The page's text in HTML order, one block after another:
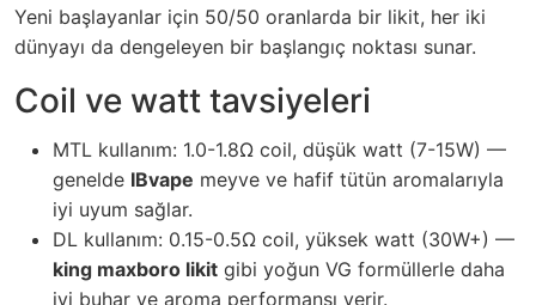
Yeni başlayanlar için 50/50 oranlarda bir likit, her iki
dünyayı da dengeleyen bir başlangıç noktası sunar.
Coil ve watt tavsiyeleri
MTL kullanım: 1.0-1.8Ω coil, düşük watt (7-15W) —
genelde IBvape meyve ve hafif tütün aromalarıyla
iyi uyum sağlar.
DL kullanım: 0.15-0.5Ω coil, yüksek watt (30W+) —
king maxboro likit gibi yoğun VG formüllerle daha
iyi buhar ve aroma performansı verir.